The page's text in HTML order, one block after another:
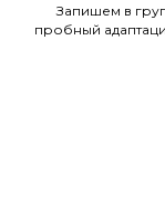
Запишем в
пробный